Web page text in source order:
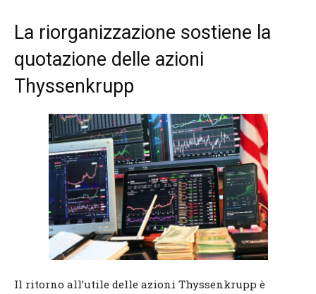
La riorganizzazione sostiene la
quotazione delle azioni
Thyssenkrupp
Il ritorno all’utile delle azioni Thyssenkrupp è